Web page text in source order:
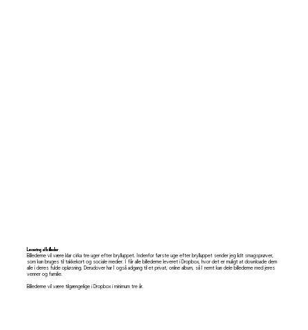
Levering af billeder
Billederne vil være klar cirka tre uger efter brylluppet. Indenfor første uge efter brylluppet sender jeg lidt smagsprøver,
som kan bruges til takkekort og sociale medier. I får alle billederne leveret i Dropbox, hvor det er muligt at downloade dem
alle i deres fulde opløsning. Derudover har I også adgang til et privat, online album, så I nemt kan dele billederne med jeres
venner og familie.
Billederne vil være tilgængelige i Dropbox i minimum tre år.